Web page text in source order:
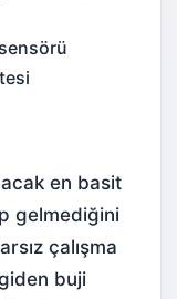
en basit
gelmediğini
çalışma
buji